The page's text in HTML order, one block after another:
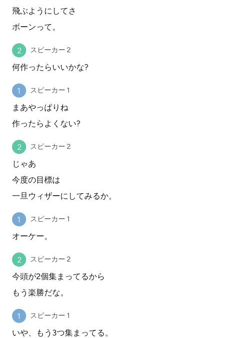
飛ぶようにしてさ
ボーンって。
スピーカー 2
何作ったらいいかな?
スピーカー 1
まあやっぱりね
作ったらよくない?
スピーカー 2
じゃあ
今度の目標は
一旦ウィザーにしてみるか。
スピーカー 1
オーケー。
スピーカー 2
今頭が2個集まってるから
もう楽勝だな。
スピーカー 1
いや、もう3つ集まってる。